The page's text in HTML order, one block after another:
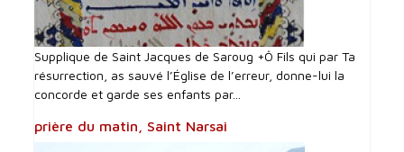
Supplique de Saint Jacques de Saroug +Ô Fils qui par Ta
résurrection, as sauvé l’Église de l’erreur, donne-lui la
concorde et garde ses enfants par...
prière du matin, Saint Narsai